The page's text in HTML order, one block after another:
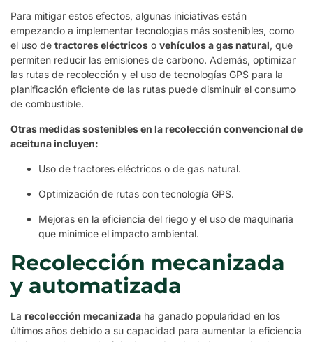
Para mitigar estos efectos, algunas iniciativas están
empezando a implementar tecnologías más sostenibles, como
el uso de tractores eléctricos o vehículos a gas natural, que
permiten reducir las emisiones de carbono. Además, optimizar
las rutas de recolección y el uso de tecnologías GPS para la
planificación eficiente de las rutas puede disminuir el consumo
de combustible.
Otras medidas sostenibles en la recolección convencional de
aceituna incluyen:
Uso de tractores eléctricos o de gas natural.
Optimización de rutas con tecnología GPS.
Mejoras en la eficiencia del riego y el uso de maquinaria
que minimice el impacto ambiental.
Recolección mecanizada
y automatizada
La recolección mecanizada ha ganado popularidad en los
últimos años debido a su capacidad para aumentar la eficiencia